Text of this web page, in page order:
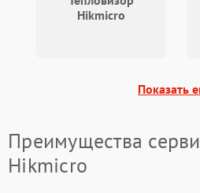
отключения
Неисправность системы
защиты от
перенапряжения
Hikmicro
Показать
Преимущества
Hikmicro